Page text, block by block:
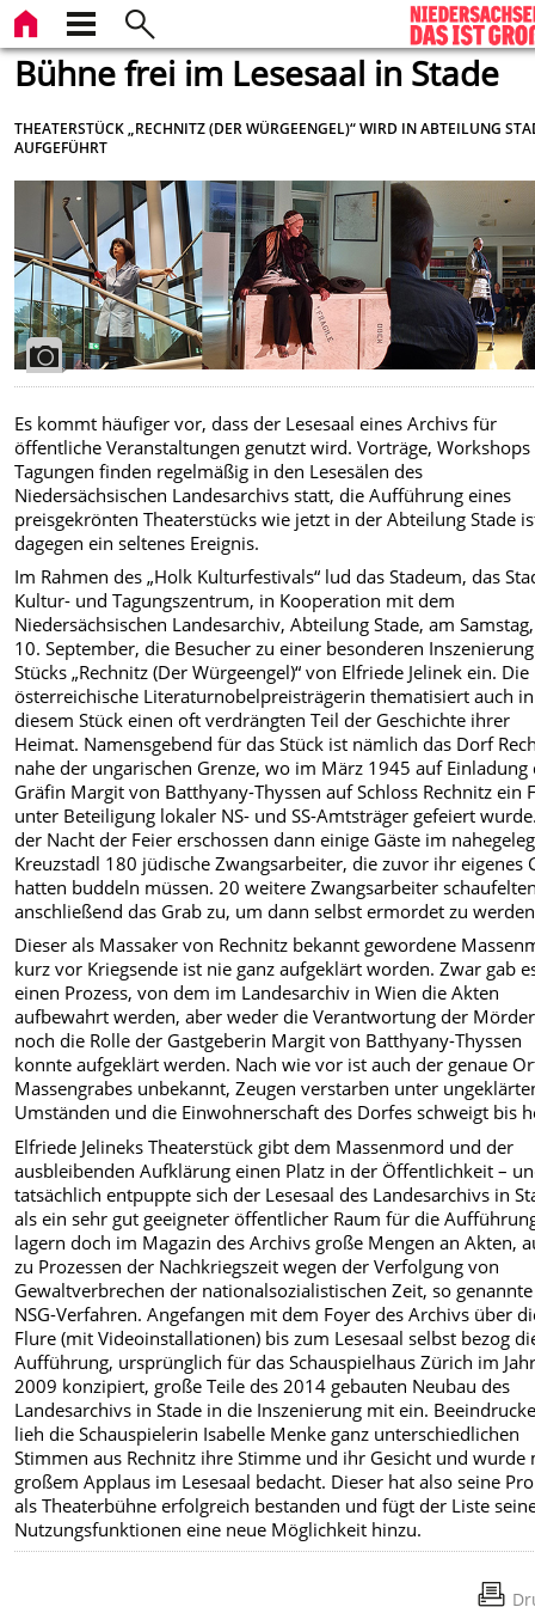
Bühne frei im Lesesaal in Stade
THEATERSTÜCK „RECHNITZ (DER WÜRGEENGEL)“ WIRD IN ABTEILUNG
AUFGEFÜHRT
Es kommt häufiger vor, dass der Lesesaal eines Archivs für
öffentliche Veranstaltungen genutzt wird. Vorträge,
Tagungen finden regelmäßig in den Lesesälen des
Niedersächsischen Landesarchivs statt, die Aufführung eines
preisgekrönten Theaterstücks wie jetzt in der Abteilung Stade
dagegen ein seltenes Ereignis.
Im Rahmen des „Holk Kulturfestivals“ lud das Stadeum, das
Kultur- und Tagungszentrum, in Kooperation mit dem
Niedersächsischen Landesarchiv, Abteilung Stade, am
10. September, die Besucher zu einer besonderen
Stücks „Rechnitz (Der Würgeengel)“ von Elfriede Jelinek ein. Die
österreichische Literaturnobelpreisträgerin thematisiert auch in
diesem Stück einen oft verdrängten Teil der Geschichte ihrer
Heimat. Namensgebend für das Stück ist nämlich das Dorf
nahe der ungarischen Grenze, wo im März 1945 auf Einladung
Gräfin Margit von Batthyany-Thyssen auf Schloss Rechnitz ein
unter Beteiligung lokaler NS- und SS-Amtsträger gefeiert
der Nacht der Feier erschossen dann einige Gäste im
Kreuzstadl 180 jüdische Zwangsarbeiter, die zuvor ihr eigenes
hatten buddeln müssen. 20 weitere Zwangsarbeiter
anschließend das Grab zu, um dann selbst ermordet zu
Dieser als Massaker von Rechnitz bekannt gewordene
kurz vor Kriegsende ist nie ganz aufgeklärt worden. Zwar gab
einen Prozess, von dem im Landesarchiv in Wien die Akten
aufbewahrt werden, aber weder die Verantwortung der Mörder
noch die Rolle der Gastgeberin Margit von Batthyany-Thyssen
konnte aufgeklärt werden. Nach wie vor ist auch der genaue
Massengrabes unbekannt, Zeugen verstarben unter
Umständen und die Einwohnerschaft des Dorfes schweigt bis
Elfriede Jelineks Theaterstück gibt dem Massenmord und der
ausbleibenden Aufklärung einen Platz in der Öffentlichkeit –
tatsächlich entpuppte sich der Lesesaal des Landesarchivs in
als ein sehr gut geeigneter öffentlicher Raum für die
lagern doch im Magazin des Archivs große Mengen an Akten,
zu Prozessen der Nachkriegszeit wegen der Verfolgung von
Gewaltverbrechen der nationalsozialistischen Zeit, so genannte
NSG-Verfahren. Angefangen mit dem Foyer des Archivs über
Flure (mit Videoinstallationen) bis zum Lesesaal selbst bezog
Aufführung, ursprünglich für das Schauspielhaus Zürich im
2009 konzipiert, große Teile des 2014 gebauten Neubau des
Landesarchivs in Stade in die Inszenierung mit ein.
lieh die Schauspielerin Isabelle Menke ganz unterschiedlichen
Stimmen aus Rechnitz ihre Stimme und ihr Gesicht und wurde
großem Applaus im Lesesaal bedacht. Dieser hat also seine
als Theaterbühne erfolgreich bestanden und fügt der Liste
Nutzungsfunktionen eine neue Möglichkeit hinzu.